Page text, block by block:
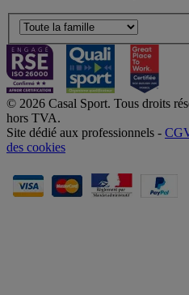
© 2026 Casal Sport. Tous droits
hors TVA.
Site dédié aux professionnels -
des cookies